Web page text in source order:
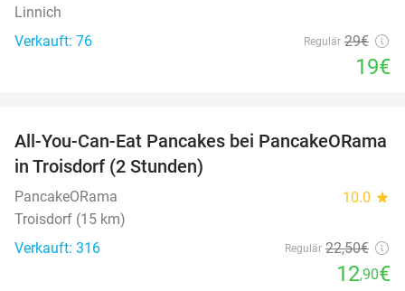
Linnich
Verkauft: 76
Regulär 29€
19€
43%
All-You-Can-Eat Pancakes bei PancakeORama
in Troisdorf (2 Stunden)
PancakeORama 10.0 star
Troisdorf (15 km)
Verkauft: 316
Regulär 22,50€
12,90€